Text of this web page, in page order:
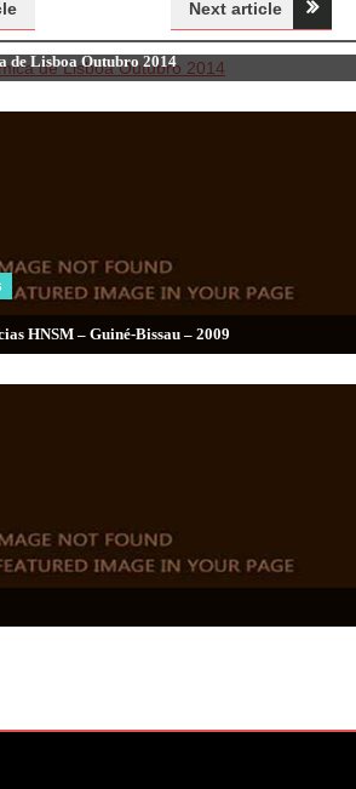
Next article
de Lisboa Outubro 2014
HNSM – Guiné-Bissau – 2009